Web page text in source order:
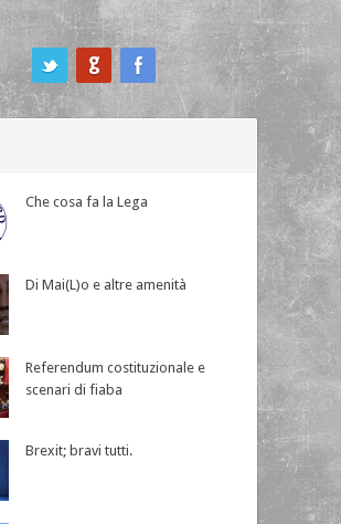
Che cosa fa la Lega
Di Mai(L)o e altre amenità
Referendum costituzionale e
scenari di fiaba
Brexit; bravi tutti.